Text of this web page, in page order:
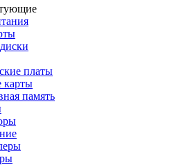
платы
карты
память